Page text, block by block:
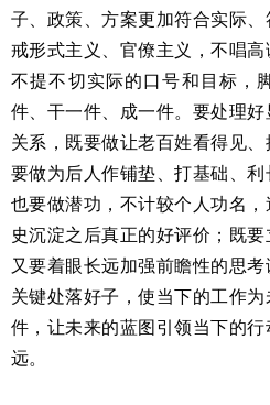
子、政策、方案更加符合实际
戒形式主义、官僚主义，不唱高
不提不切实际的口号和目标，
件、干一件、成一件。要处理
关系，既要做让老百姓看得见
要做为后人作铺垫、打基础、利
也要做潜功，不计较个人功名
史沉淀之后真正的好评价；既要
又要着眼长远加强前瞻性的思
关键处落好子，使当下的工作
件，让未来的蓝图引领当下的
远。